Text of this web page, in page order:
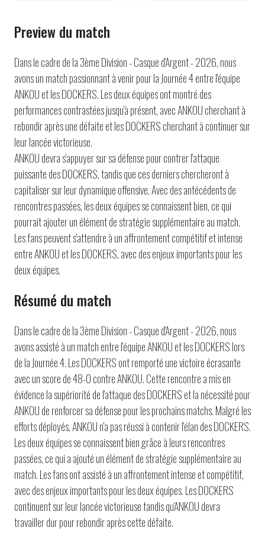
Preview du match
Dans le cadre de la 3ème Division - Casque d'Argent - 2026, nous
avons un match passionnant à venir pour la Journée 4 entre l'équipe
ANKOU et les DOCKERS. Les deux équipes ont montré des
performances contrastées jusqu'à présent, avec ANKOU cherchant à
rebondir après une défaite et les DOCKERS cherchant à continuer sur
leur lancée victorieuse.
ANKOU devra s'appuyer sur sa défense pour contrer l'attaque
puissante des DOCKERS, tandis que ces derniers chercheront à
capitaliser sur leur dynamique offensive. Avec des antécédents de
rencontres passées, les deux équipes se connaissent bien, ce qui
pourrait ajouter un élément de stratégie supplémentaire au match.
Les fans peuvent s'attendre à un affrontement compétitif et intense
entre ANKOU et les DOCKERS, avec des enjeux importants pour les
deux équipes.
Résumé du match
Dans le cadre de la 3ème Division - Casque d'Argent - 2026, nous
avons assisté à un match entre l'équipe ANKOU et les DOCKERS lors
de la Journée 4. Les DOCKERS ont remporté une victoire écrasante
avec un score de 48-0 contre ANKOU. Cette rencontre a mis en
évidence la supériorité de l'attaque des DOCKERS et la nécessité pour
ANKOU de renforcer sa défense pour les prochains matchs. Malgré les
efforts déployés, ANKOU n'a pas réussi à contenir l'élan des DOCKERS.
Les deux équipes se connaissent bien grâce à leurs rencontres
passées, ce qui a ajouté un élément de stratégie supplémentaire au
match. Les fans ont assisté à un affrontement intense et compétitif,
avec des enjeux importants pour les deux équipes. Les DOCKERS
continuent sur leur lancée victorieuse tandis qu'ANKOU devra
travailler dur pour rebondir après cette défaite.